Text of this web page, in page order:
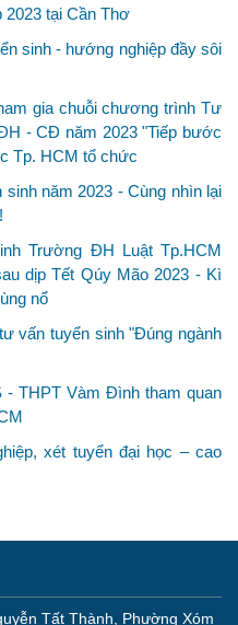
2023 tại Cần Thơ
sinh - hướng nghiệp đầy sôi
gia chuỗi chương trình Tư
- CĐ năm 2023 "Tiếp bước
Tp. HCM tổ chức
năm 2023 - Cùng nhìn lại
Trường ĐH Luật Tp.HCM
dịp Tết Qúy Mão 2023 - Kì
nổ
vấn tuyển sinh "Đúng ngành
- THPT Vàm Đình tham quan
xét tuyển đại học – cao
Tất Thành, Phường Xóm